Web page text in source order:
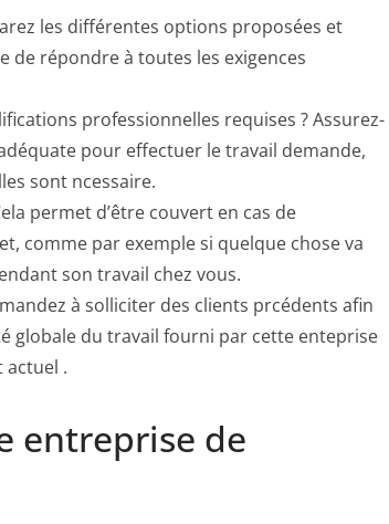
les différentes options proposées et
de répondre à toutes les exigences
professionnelles requises ? Assurez-
pour effectuer le travail demande,
sont ncessaire.
permet d’être couvert en cas de
comme par exemple si quelque chose va
son travail chez vous.
à solliciter des clients prcédents afin
globale du travail fourni par cette enteprise
actuel .
entreprise de